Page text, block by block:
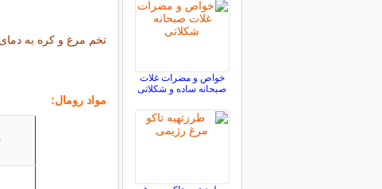
تخم مرغ و کره به
مواد رومال:
خواص و مضرات غلات
صبحانه ساده و شکلاتی